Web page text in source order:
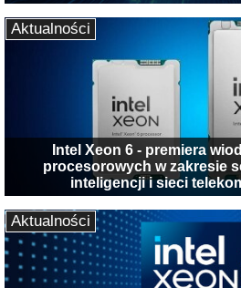
Intel Xeon 6 - premiera
procesorowych w zakresie
inteligencji i sieci
Aktualności
Aktualności